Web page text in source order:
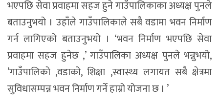
भएपछि सेवा प्रवाहमा सहज हुने गाउँपालिकाका अध्यक्ष पुनले
बताउनुभयो । उहाँले गाउँपालिकाले सबै वडामा भवन निर्माण
गर्न लागिएको बताउनुभयो । ‘भवन निर्माण भएपछि सेवा
प्रवाहमा सहज हुनेछ ,’ गाउँपालिका अध्यक्ष पुनले भन्नुभयो,
’गाउँपालिको ,वडाको, शिक्षा ,स्वास्थ्य लगायत सबै क्षेत्रमा
सुविधासम्पन्न भवन निर्माण गर्ने हाम्रो योजना छ । ’